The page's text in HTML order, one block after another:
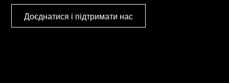
Доєднатися і підтримати нас